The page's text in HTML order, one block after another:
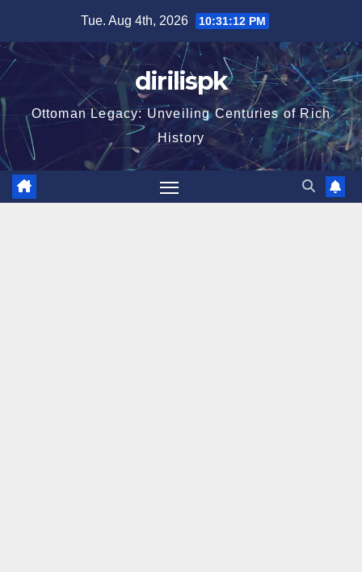
content
Tue. Aug 4th, 2026 10:31:13 PM
dirilispk
Ottoman Legacy: Unveiling Centuries of Rich
History